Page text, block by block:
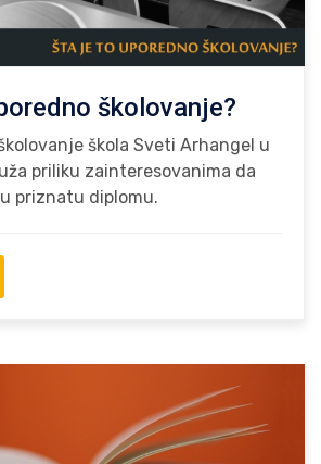
školovanje?
škola Sveti Arhangel u
priliku zainteresovanima da
priznatu diplomu.